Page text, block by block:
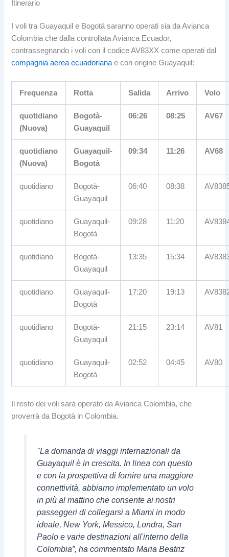
Itinerario
I voli tra Guayaquil e Bogotá saranno operati sia da Avianca
Colombia che dalla controllata Avianca Ecuador,
contrassegnando i voli con il codice AV83XX come operati dal
compagnia aerea ecuadorianae con origine Guayaquil:
Frequenza Rotta Salida Arrivo Volo
quotidiano
(Nuova)
Bogotà-
Guayaquil
06:26 08:25 AV67
quotidiano
(Nuova)
Guayaquil-
Bogotà
09:34 11:26 AV68
quotidiano
Bogotà-
Guayaquil
06:40 08:38
quotidiano
Guayaquil-
Bogotà
09:28 11:20
quotidiano
Bogotà-
Guayaquil
13:35 15:34
quotidiano
Guayaquil-
Bogotà
17:20 19:13
quotidiano
Bogotà-
Guayaquil
21:15 23:14 AV81
quotidiano
Guayaquil-
Bogotà
02:52 04:45 AV80
Il resto dei voli sarà operato da Avianca Colombia, che
proverrà da Bogotà in Colombia.
"La domanda di viaggi internazionali da
Guayaquil è in crescita. In linea con questo
e con la prospettiva di fornire una maggiore
connettività, abbiamo implementato un volo
in più al mattino che consente ai nostri
passeggeri di collegarsi a Miami in modo
ideale, New York, Messico, Londra, San
Paolo e varie destinazioni all'interno della
Colombia”, ha commentato Maria Beatriz